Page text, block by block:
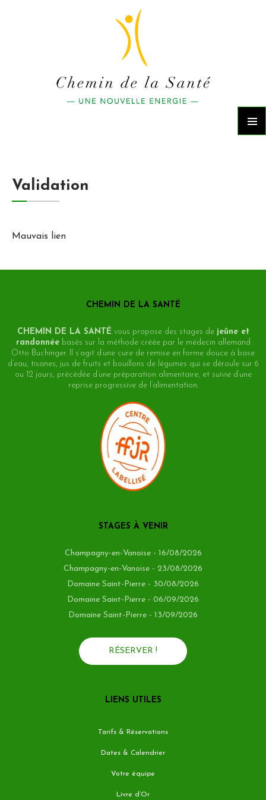
Validation
Mauvais lien
CHEMIN DE LA SANTÉ
CHEMIN DE LA SANTÉ vous propose des stages de jeûne et
randonnéebasés sur la méthode créée par le médecin allemand
Otto Buchinger. Il s’agit d’une cure de remise en forme douce à base
d’eau, tisanes, jus de fruits et bouillons de légumes qui se déroule sur 6
ou 12 jours, précédée d’une préparation alimentaire, et suivie d’une
reprise progressive de l’alimentation.
STAGES À VENIR
Champagny-en-Vanoise - 16/08/2026
Champagny-en-Vanoise - 23/08/2026
Domaine Saint-Pierre - 30/08/2026
Domaine Saint-Pierre - 06/09/2026
Domaine Saint-Pierre - 13/09/2026
RÉSERVER !
LIENS UTILES
Tarifs & Réservations
Dates & Calendrier
Votre équipe
Livre d’Or